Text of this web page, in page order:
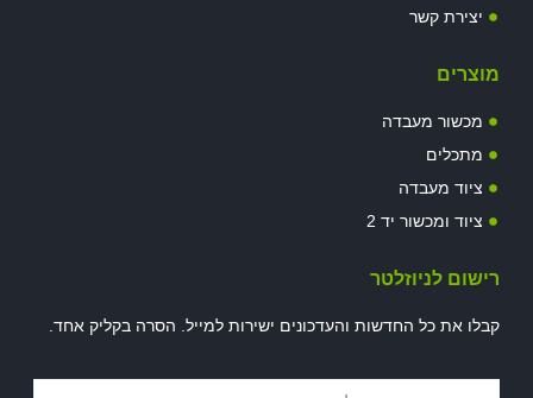
יצירת קשר
מוצרים
מכשור מעבדה
מתכלים
ציוד מעבדה
ציוד ומכשור יד 2
רישום לניוזלטר
קבלו את כל החדשות והעדכונים ישירות למייל. הסרה בקליק אחד.